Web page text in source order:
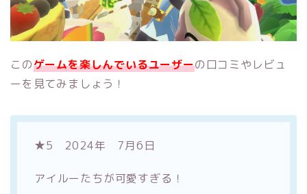
このゲームを楽しんでいるユーザーの口コミやレビュ
ーを見てみましょう！
★5 2024年 7月6日
アイルーたちが可愛すぎる！